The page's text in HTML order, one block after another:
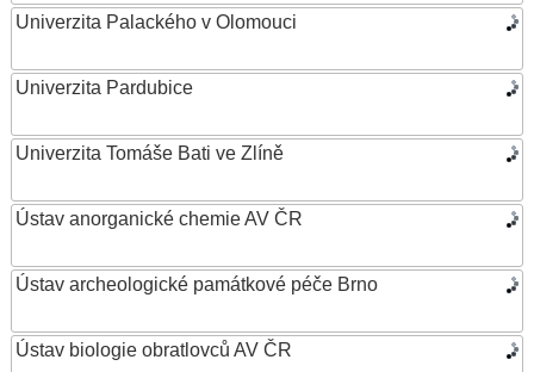
Univerzita Palackého v Olomouci
Univerzita Pardubice
Univerzita Tomáše Bati ve Zlíně
Ústav anorganické chemie AV ČR
Ústav archeologické památkové péče Brno
Ústav biologie obratlovců AV ČR